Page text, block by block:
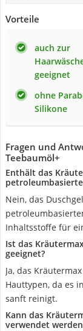
Vorteile
auch zur
geeignet
ohne
Silikone
Fragen und
Teebaumöl+
Enthält das
Nein, das
Inhaltsstoffe für
Ist das
geeignet?
Ja, das
Hauttypen, da es
sanft reinigt.
Kann das
verwendet